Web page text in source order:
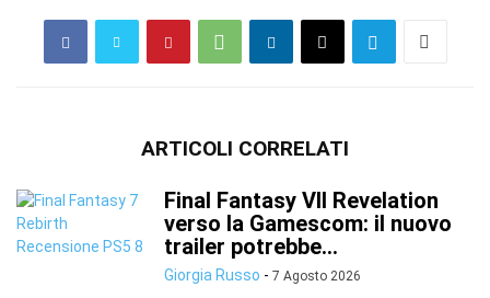
ARTICOLI CORRELATI
Final Fantasy VII Revelation
verso la Gamescom: il nuovo
trailer potrebbe...
Giorgia Russo - 7 Agosto 2026